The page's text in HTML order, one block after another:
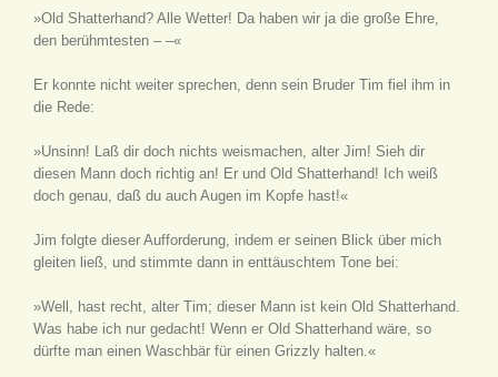
»Old Shatterhand? Alle Wetter! Da haben wir ja die große Ehre,
den berühmtesten – –«
Er konnte nicht weiter sprechen, denn sein Bruder Tim fiel ihm in
die Rede:
»Unsinn! Laß dir doch nichts weismachen, alter Jim! Sieh dir
diesen Mann doch richtig an! Er und Old Shatterhand! Ich weiß
doch genau, daß du auch Augen im Kopfe hast!«
Jim folgte dieser Aufforderung, indem er seinen Blick über mich
gleiten ließ, und stimmte dann in enttäuschtem Tone bei:
»Well, hast recht, alter Tim; dieser Mann ist kein Old Shatterhand.
Was habe ich nur gedacht! Wenn er Old Shatterhand wäre, so
dürfte man einen Waschbär für einen Grizzly halten.«